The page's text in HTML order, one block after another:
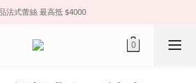
法式蕾絲 最高抵 $4000